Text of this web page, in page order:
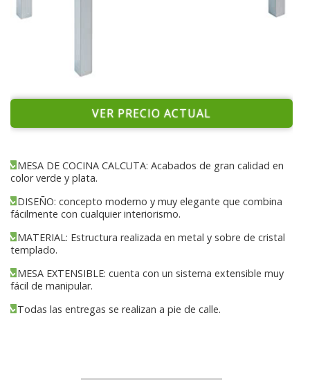
VER PRECIO ACTUAL
MESA DE COCINA CALCUTA: Acabados de gran calidad en
color verde y plata.
DISEÑO: concepto moderno y muy elegante que combina
fácilmente con cualquier interiorismo.
MATERIAL: Estructura realizada en metal y sobre de cristal
templado.
MESA EXTENSIBLE: cuenta con un sistema extensible muy
fácil de manipular.
Todas las entregas se realizan a pie de calle.